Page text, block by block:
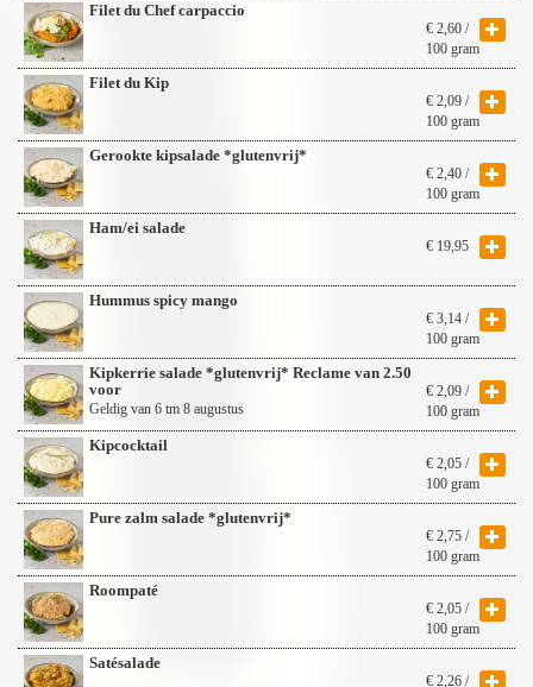
€ 2,60 /
100 gram
Filet du Chef carpaccio
€ 2,09 /
100 gram
Filet du Kip
€ 2,40 /
100 gram
Gerookte kipsalade *glutenvrij*
€ 19,95
Ham/ei salade
€ 3,14 /
100 gram
Hummus spicy mango
€ 2,09 /
100 gram
Kipkerrie salade *glutenvrij* Reclame van 2.50
voor
Geldig van 6 tm 8 augustus
€ 2,05 /
100 gram
Kipcocktail
€ 2,75 /
100 gram
Pure zalm salade *glutenvrij*
€ 2,05 /
100 gram
Roompaté
€ 2,26 /
Satésalade